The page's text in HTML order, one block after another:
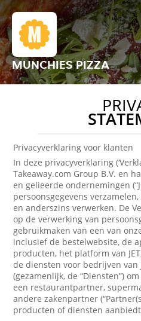
MUNCHIES PIZZA
Privacyverklaring voor klanten
In deze privacyverklaring
Takeaway.com Group B.V. en
en gelieerde ondernemingen
persoonsgegevens
en anderszins verwerken. De
op de verwerking van
gebruikmaken van een van
inclusief de bestelwebsite, de
producten, het platform van
de diensten voor bedrijven van
(gezamenlijk, de “Diensten”)
een restaurantpartner,
andere zakenpartner
producten of diensten